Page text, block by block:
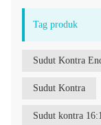
Tag produk
Sudut Kontra
Sudut Kontra
Sudut kontra